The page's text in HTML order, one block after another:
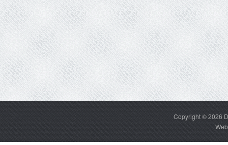
Copyright © 2026